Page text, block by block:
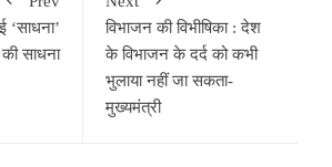
‘साधना’
की साधना
विभाजन की विभीषिका : देश
के विभाजन के दर्द को कभी
भुलाया नहीं जा सकता-
मुख्यमंत्री